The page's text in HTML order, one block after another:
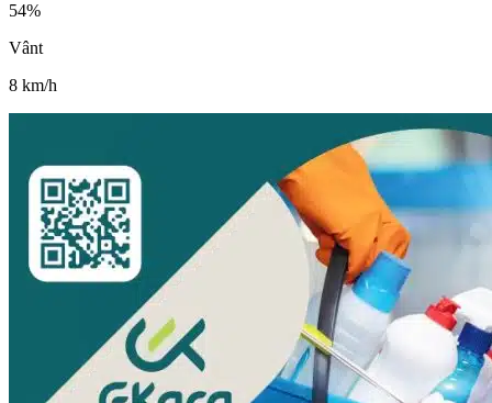
54%
Vânt
8 km/h